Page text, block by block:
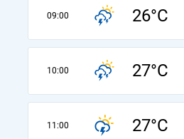
09:00 26°C
10:00 27°C
11:00 27°C